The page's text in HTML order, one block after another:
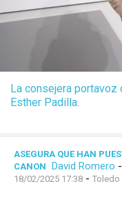
La consejera portavoz
Esther Padilla.
ASEGURA QUE HAN
CANON David Romero -
18/02/2025 17:38 - Toledo